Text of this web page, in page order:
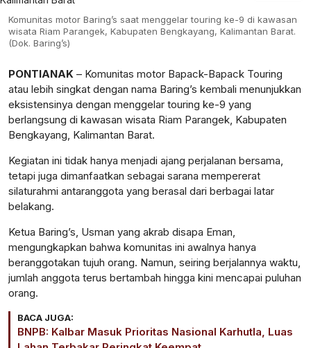
Komunitas motor Baring’s saat menggelar touring ke-9 di kawasan
wisata Riam Parangek, Kabupaten Bengkayang, Kalimantan Barat.
(Dok. Baring’s)
PONTIANAK – Komunitas motor Bapack-Bapack Touring
atau lebih singkat dengan nama Baring’s kembali menunjukkan
eksistensinya dengan menggelar touring ke-9 yang
berlangsung di kawasan wisata Riam Parangek, Kabupaten
Bengkayang, Kalimantan Barat.
Kegiatan ini tidak hanya menjadi ajang perjalanan bersama,
tetapi juga dimanfaatkan sebagai sarana mempererat
silaturahmi antaranggota yang berasal dari berbagai latar
belakang.
Ketua Baring’s, Usman yang akrab disapa Eman,
mengungkapkan bahwa komunitas ini awalnya hanya
beranggotakan tujuh orang. Namun, seiring berjalannya waktu,
jumlah anggota terus bertambah hingga kini mencapai puluhan
orang.
BACA JUGA:
BNPB: Kalbar Masuk Prioritas Nasional Karhutla, Luas